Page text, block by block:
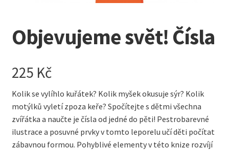
Objevujeme svět! Čísla
225 Kč
Kolik se vylíhlo kuřátek? Kolik myšek okusuje sýr? Kolik
motýlků vyletí zpoza keře? Spočítejte s dětmi všechna
zvířátka a naučte je čísla od jedné do pěti! Pestrobarevné
ilustrace a posuvné prvky v tomto leporelu učí děti počítat
zábavnou formou. Pohyblivé elementy v této knize rozvíjí